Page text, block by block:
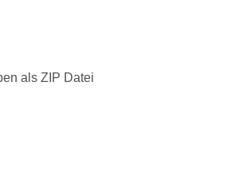
als ZIP Datei